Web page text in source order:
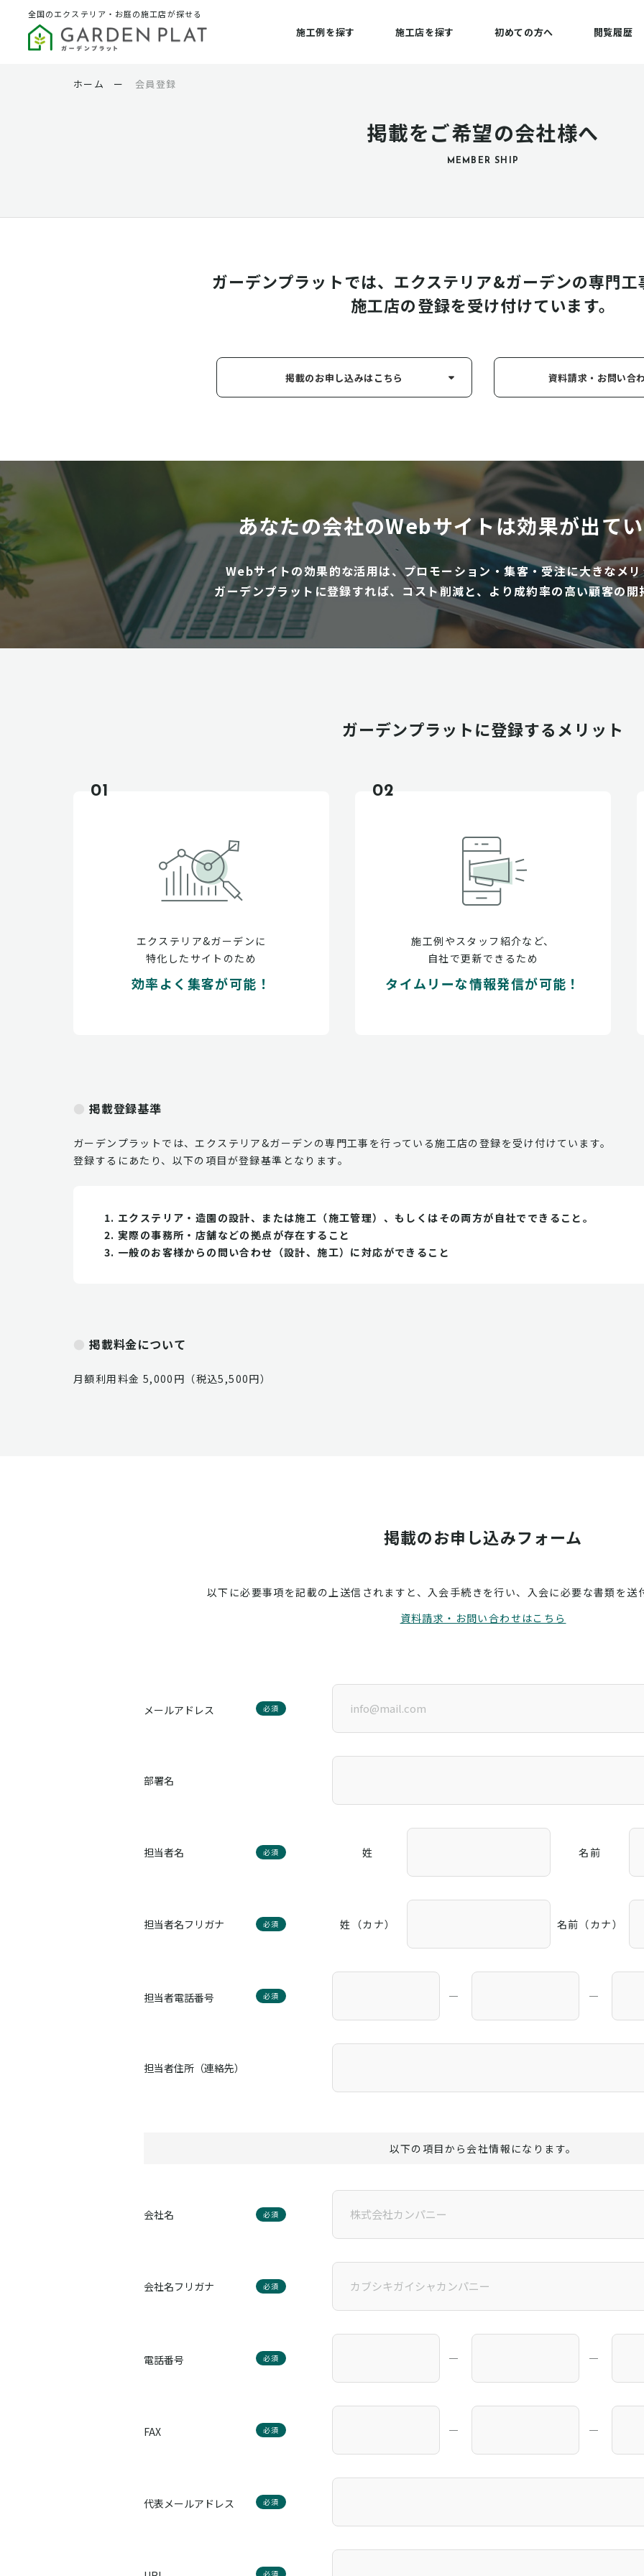
全国のエクステリア・お庭の施工店が探せる
施工例を探す 施工店を探す 初めての方へ 閲覧履歴
掲載をご希望の会社様へ
MEMBER SHIP
ホーム ー 会員登録
ガーデンプラットでは、エクステリア&ガーデンの専門工
施工店の登録を受け付けています。
掲載のお申し込みはこちら 資料請求・お問い合
あなたの会社のWebサイトは効果が出て
Webサイトの効果的な活用は、プロモーション・集客・受注に大きなメ
ガーデンプラットに登録すれば、コスト削減と、より成約率の高い顧客の開
ガーデンプラットに登録するメリット
01
エクステリア&ガーデンに
特化したサイトのため
効率よく集客が可能！
02
施工例やスタッフ紹介など、
自社で更新できるため
タイムリーな情報発信が可能！
掲載登録基準
ガーデンプラットでは、エクステリア&ガーデンの専門工事を行っている施工店の登録を受け付けています。
登録するにあたり、以下の項目が登録基準となります。
エクステリア・造園の設計、または施工（施工管理）、もしくはその両方が自社でできること。
実際の事務所・店舗などの拠点が存在すること
一般のお客様からの問い合わせ（設計、施工）に対応ができること
掲載料金について
月額利用料金 5,000円（税込5,500円）
掲載のお申し込みフォーム
以下に必要事項を記載の上送信されますと、入会手続きを行い、入会に必要な書類を送
資料請求・お問い合わせはこちら
メールアドレス 必須
部署名
担当者名 必須 姓 名前
担当者名フリガナ 必須 姓（カナ） 名前（カナ）
担当者電話番号 必須 ― ―
担当者住所（連絡先）
以下の項目から会社情報になります。
会社名 必須
会社名フリガナ 必須
電話番号 必須 ― ―
FAX 必須 ― ―
代表メールアドレス 必須
必須